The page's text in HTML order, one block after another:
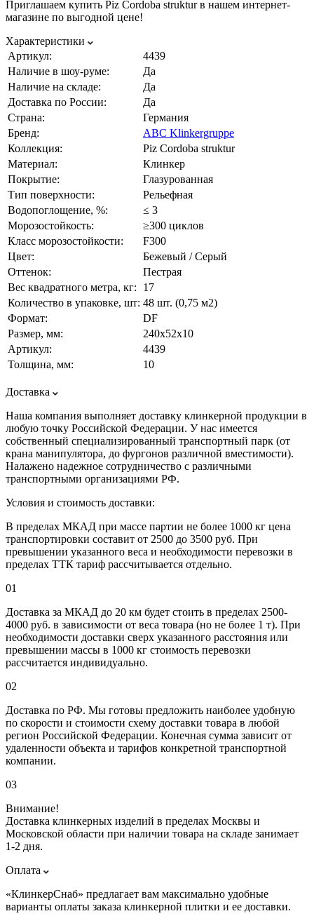
Приглашаем купить Piz Cordoba struktur в нашем интернет-
магазине по выгодной цене!
Характеристики
Артикул:
4439
Наличие в шоу-руме:
Да
Наличие на складе:
Да
Доставка по России:
Да
Страна:
Германия
Бренд:
ABC Klinkergruppe
Коллекция:
Piz Cordoba struktur
Материал:
Клинкер
Покрытие:
Глазурованная
Тип поверхности:
Рельефная
Водопоглощение, %:
≤ 3
Морозостойкость:
≥300 циклов
Класс морозостойкости:
F300
Цвет:
Бежевый / Серый
Оттенок:
Пестрая
Вес квадратного метра, кг:
17
Количество в упаковке, шт: 48 шт. (0,75 м2)
Формат:
DF
Размер, мм:
240х52х10
Артикул:
4439
Толщина, мм:
10
Доставка
Наша компания выполняет доставку клинкерной продукции в
любую точку Российской Федерации. У нас имеется
собственный специализированный транспортный парк (от
крана манипулятора, до фургонов различной вместимости).
Налажено надежное сотрудничество с различными
транспортными организациями РФ.
Условия и стоимость доставки:
В пределах МКАД при массе партии не более 1000 кг цена
транспортировки составит от 2500 до 3500 руб. При
превышении указанного веса и необходимости перевозки в
пределах ТТК тариф рассчитывается отдельно.
01
Доставка за МКАД до 20 км будет стоить в пределах 2500-
4000 руб. в зависимости от веса товара (но не более 1 т). При
необходимости доставки сверх указанного расстояния или
превышении массы в 1000 кг стоимость перевозки
рассчитается индивидуально.
02
Доставка по РФ. Мы готовы предложить наиболее удобную
по скорости и стоимости схему доставки товара в любой
регион Российской Федерации. Конечная сумма зависит от
удаленности объекта и тарифов конкретной транспортной
компании.
03
Внимание!
Доставка клинкерных изделий в пределах Москвы и
Московской области при наличии товара на складе занимает
1-2 дня.
Оплата
«КлинкерСнаб» предлагает вам максимально удобные
варианты оплаты заказа клинкерной плитки и ее доставки.